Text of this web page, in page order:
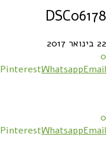
DSC06178
22 בינואר 2017
0
PinterestWhatsappEmail
0
PinterestWhatsappEmail